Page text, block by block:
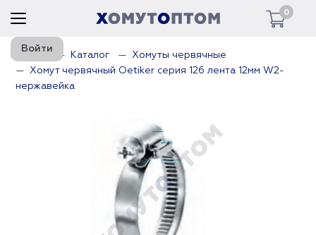
0
Войти
Главная Каталог
Хомуты червячные
Хомут червячный Oetiker серия 126 лента 12мм W2-
нержавейка